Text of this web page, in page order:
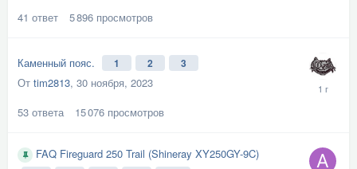
41 ответ 5 896 просмотров
Каменный пояс. 1 2 3
От tim2813, 30 ноября, 2023
53 ответа 15 076 просмотров
FAQ Fireguard 250 Trail (Shineray XY250GY-9C)